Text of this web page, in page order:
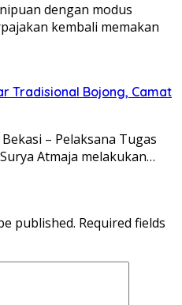
dengan modus
kembali memakan
Tradisional Bojong, Camat
– Pelaksana Tugas
Atmaja melakukan…
published. Required fields